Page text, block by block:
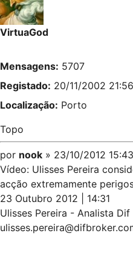
VirtuaGod
Mensagens: 5707
Registado: 20/11/2002 21:56
Localização: Porto
Topo
por nook » 23/10/2012 15:43
Vídeo: Ulisses Pereira
acção extremamente
23 Outubro 2012 | 14:31
Ulisses Pereira - Analista